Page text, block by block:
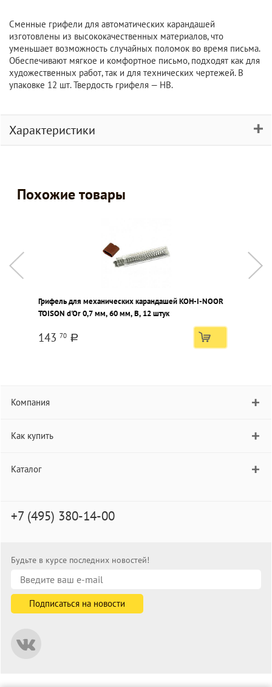
Сменные грифели для автоматических карандашей
изготовлены из высококачественных материалов, что
уменьшает возможность случайных поломок во время письма.
Обеспечивают мягкое и комфортное письмо, подходят как для
художественных работ, так и для технических чертежей. В
упаковке 12 шт. Твердость грифеля — НВ.
Характеристики
Похожие товары
Грифель для механических карандашей KOH-I-NOOR
TOISON d'Or 0,7 мм, 60 мм, В, 12 штук
143 70 a
Компания
Как купить
Каталог
+7 (495) 380-14-00
Будьте в курсе последних новостей!